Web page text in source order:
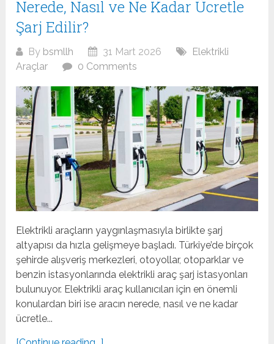
Nerede, Nasıl ve Ne Kadar Ücretle
Şarj Edilir?
By bsmllh 31 Mart 2026
Elektrikli
Araçlar
0 Comments
Elektrikli araçların yaygınlaşmasıyla birlikte şarj
altyapısı da hızla gelişmeye başladı. Türkiye’de birçok
şehirde alışveriş merkezleri, otoyollar, otoparklar ve
benzin istasyonlarında elektrikli araç şarj istasyonları
bulunuyor. Elektrikli araç kullanıcıları için en önemli
konulardan biri ise aracın nerede, nasıl ve ne kadar
ücretle...